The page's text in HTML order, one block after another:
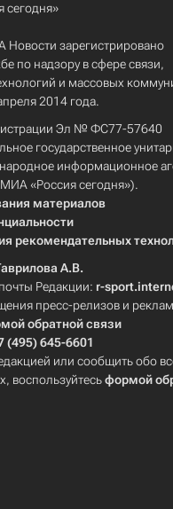
Новости зарегистрировано
по надзору в сфере связи,
и массовых
2014 года.
Эл № ФС77-57640
государственное
информационное
«Россия сегодня»).
материалов
рекомендательных
А.В.
Редакции: r-
пресс-релизов и
обратной связи
(495) 645-6601
или сообщить обо
воспользуйтесьформой